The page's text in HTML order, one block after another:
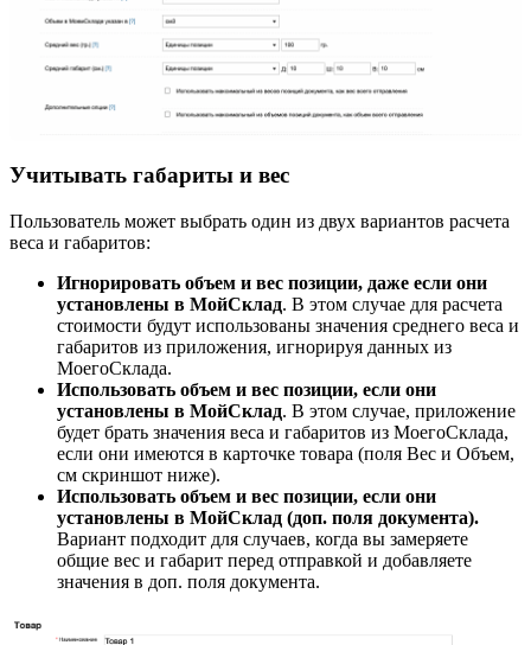
Учитывать габариты и вес
Пользователь может выбрать один из двух вариантов расчета
веса и габаритов:
Игнорировать объем и вес позиции, даже если они
установлены в МойСклад. В этом случае для расчета
стоимости будут использованы значения среднего веса и
габаритов из приложения, игнорируя данных из
МоегоСклада.
Использовать объем и вес позиции, если они
установлены в МойСклад. В этом случае, приложение
будет брать значения веса и габаритов из МоегоСклада,
если они имеются в карточке товара (поля Вес и Объем,
см скриншот ниже).
Использовать объем и вес позиции, если они
установлены в МойСклад (доп. поля документа).
Вариант подходит для случаев, когда вы замеряете
общие вес и габарит перед отправкой и добавляете
значения в доп. поля документа.